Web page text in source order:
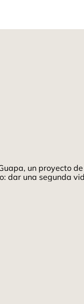
un proyecto
dar una segunda